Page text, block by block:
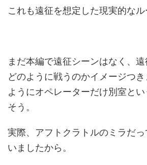
これも遠征を想定した現実的なル
まだ本編で遠征シーンはなく、
どのように戦うのかイメージつ
ようにオペレーターだけ別室と
そう。
実際、アフトクラトルのミラだ
いましたから。